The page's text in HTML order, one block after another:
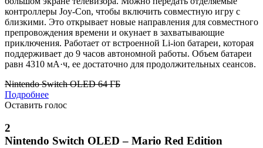
контроллеры Joy-Con, чтобы включить совместную игру с
близкими. Это открывает новые направления для совместного
препровождения времени и окунает в захватывающие
приключения. Работает от встроенной Li-ion батареи, которая
поддерживает до 9 часов автономной работы. Объем батареи
равн 4310 мА·ч, ее достаточно для продолжительных сеансов.
Nintendo Switch OLED 64 ГБ
Подробнее
Оставить голос
2
Nintendo Switch OLED – Mario Red Edition